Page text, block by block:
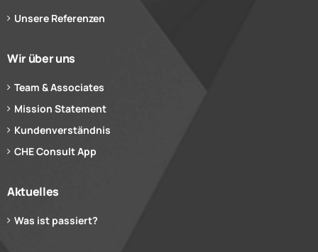
Unsere Referenzen
Wir über uns
Team & Associates
Mission Statement
Kundenverständnis
CHE Consult App
Aktuelles
Was ist passiert?